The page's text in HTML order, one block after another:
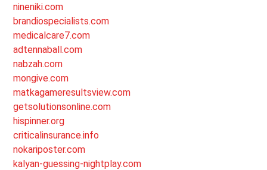
nineniki.com
brandiospecialists.com
medicalcare7.com
adtennaball.com
nabzah.com
mongive.com
matkagameresultsview.com
getsolutionsonline.com
hispinner.org
criticalinsurance.info
nokariposter.com
kalyan-guessing-nightplay.com